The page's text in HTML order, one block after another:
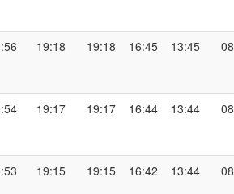
13:45
16:45
19:18
19:18
20:56
13:44
16:44
19:17
19:17
20:54
13:44
16:42
19:15
19:15
20:53